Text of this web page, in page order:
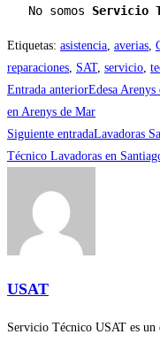
No somos Servicio
Etiquetas: asistencia, averias,
reparaciones, SAT, servicio,
Leer
más
artículos
Entrada anteriorEdesa
en Arenys de Mar
Siguiente entradaLavadoras
Técnico Lavadoras en
USAT
Servicio Técnico USAT es un